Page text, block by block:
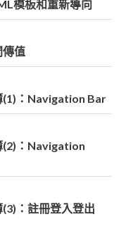
模板和重新導向
傳值
(1)：Navigation Bar
(2)：Navigation
：註冊登入登出